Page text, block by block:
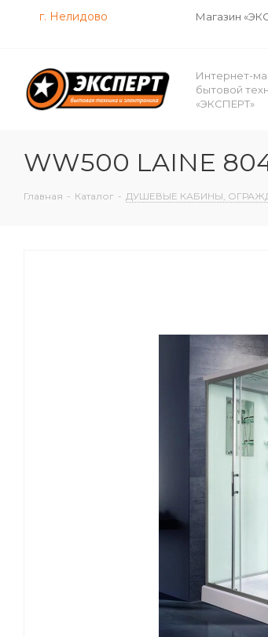
г. Нелидово Магазин
Интернет-
бытовой
«ЭКСПЕРТ»
WW500 LAINE
Главная - Каталог - ДУШЕВЫЕ КАБИНЫ,